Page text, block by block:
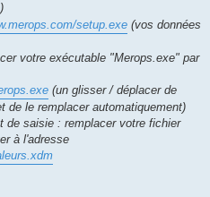
)
setup.exe (vos données
votre exécutable "Merops.exe" par
(un glisser / déplacer de
de le remplacer automatiquement)
de saisie : remplacer votre fichier
à l'adresse